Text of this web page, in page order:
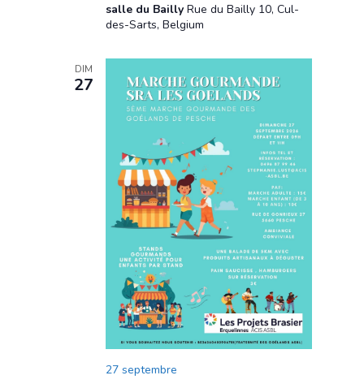
salle du BaillyRue du Bailly 10, Cul-
des-Sarts, Belgium
DIM
27
27 septembre